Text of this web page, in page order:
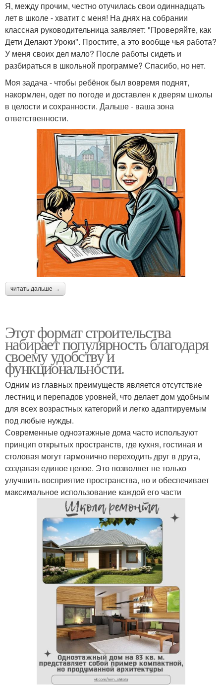
Я, между прочим, честно отучилась свои одиннадцать
лет в школе - хватит с меня! На днях на собрании
классная руководительница заявляет: "Проверяйте, как
Дети Делают Уроки". Простите, а это вообще чья работа?
У меня своих дел мало? После работы сидеть и
разбираться в школьной программе? Спасибо, но нет.
Моя задача - чтобы ребёнок был вовремя поднят,
накормлен, одет по погоде и доставлен к дверям школы
в целости и сохранности. Дальше - ваша зона
ответственности.
читать дальше →
Этот формат строительства
набирает популярность благодаря
своему удобству и
функциональности.
Одним из главных преимуществ является отсутствие
лестниц и перепадов уровней, что делает дом удобным
для всех возрастных категорий и легко адаптируемым
под любые нужды.
Современные одноэтажные дома часто используют
принцип открытых пространств, где кухня, гостиная и
столовая могут гармонично переходить друг в друга,
создавая единое целое. Это позволяет не только
улучшить восприятие пространства, но и обеспечивает
максимальное использование каждой его части